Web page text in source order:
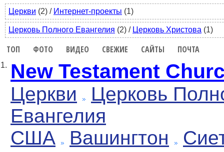
Церкви (2) / Интернет-проекты (1)
Церковь Полного Евангелия (2) / Церковь Христова (1)
ТОП ФОТО ВИДЕО СВЕЖИЕ САЙТЫ ПОЧТА
1. New Testament
Церкви
Церковь
Евангелия
США
Вашингтон